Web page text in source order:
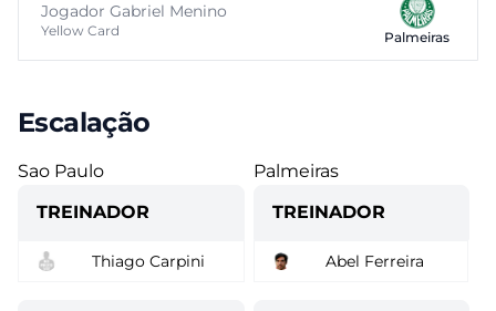
Jogador Gabriel Menino
Yellow Card Palmeiras
Escalação
Sao Paulo
TREINADOR
Thiago Carpini
Palmeiras
TREINADOR
Abel Ferreira